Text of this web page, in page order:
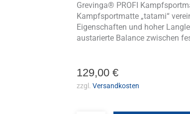
Grevinga® PROFI
Kampfsportmatte „tatami“
Eigenschaften und hoher
austarierte Balance zwischen
129,00 €
zzgl. Versandkosten
Kampfsportmatte
200
x
Menge